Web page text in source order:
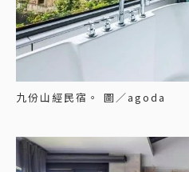
九份山經民宿。 圖／agoda